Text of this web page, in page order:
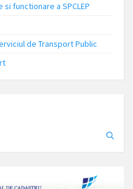
functionare a SPCLEP
de Transport Public